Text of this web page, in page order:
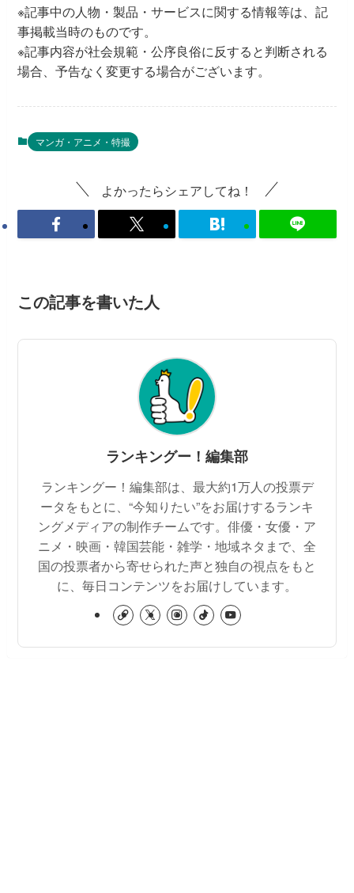
※記事中の人物・製品・サービスに関する情報等は、記
事掲載当時のものです。
※記事内容が社会規範・公序良俗に反すると判断される
場合、予告なく変更する場合がございます。
マンガ・アニメ・特撮
よかったらシェアしてね！
この記事を書いた人
ランキングー！編集部
ランキングー！編集部は、最大約1万人の投票デ
ータをもとに、“今知りたい”をお届けするランキ
ングメディアの制作チームです。俳優・女優・ア
ニメ・映画・韓国芸能・雑学・地域ネタまで、全
国の投票者から寄せられた声と独自の視点をもと
に、毎日コンテンツをお届けしています。